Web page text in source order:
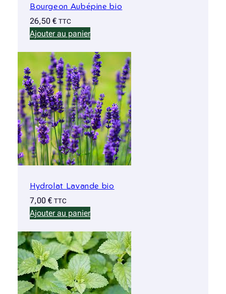
Bourgeon Aubépine bio
26,50 € TTC
Ajouter au panier
Hydrolat Lavande bio
7,00 € TTC
Ajouter au panier